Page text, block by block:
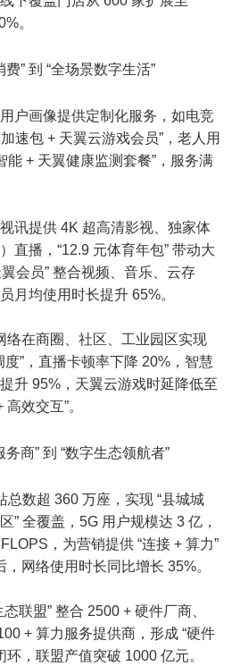
。​
费” 到 “全场景数字生活”​
用户画像提供定制化服务，如电竞
速包 + 天翼云游戏会员”，老人用
能 + 天翼健康监测套餐”，服务满
视讯提供 4K 超高清影视、独家体
直播，“12.9 元体育年包” 带动大
会员” 整合视频、音乐、云存
月均使用时长提升 65%。​
络在商圈、社区、工业园区实现
度”，直播卡顿率下降 20%，智慧
升 95%，天翼云游戏时延降低至
效交互”。​
务商” 到 “数字生态领航者”​
总数超 360 万座，实现 “县城城
” 全覆盖，5G 用户规模达 3 亿，
，为营销提供 “连接 + 算力”
网络使用时长同比增长 35%。​
态联盟” 整合 2500 + 硬件厂商、
+ 算力服务提供商，形成 “硬件
环，联盟产值突破 1000 亿元。​